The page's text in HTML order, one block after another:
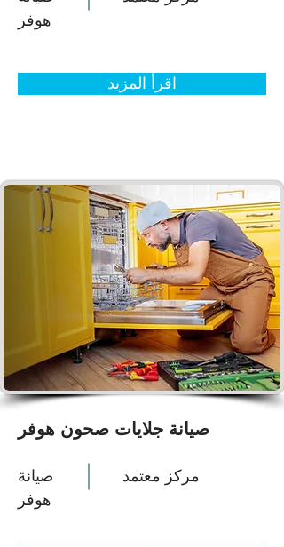
هوفر
اقرأ المزيد
صيانة جلايات صحون هوفر
صيانة
هوفر
مركز معتمد